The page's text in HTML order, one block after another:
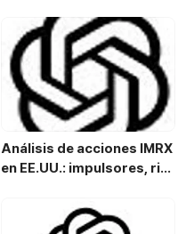
with Allergy, Virus & Nalox
one Platform Potential
Análisis de acciones IMRX
en EE.UU.: impulsores, rie